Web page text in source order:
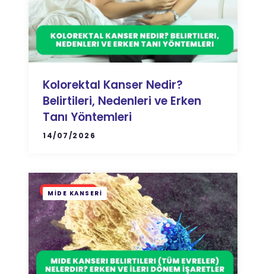
Kolorektal Kanser Nedir?
Belirtileri, Nedenleri ve Erken
Tanı Yöntemleri
14/07/2026
MIDE KANSERI